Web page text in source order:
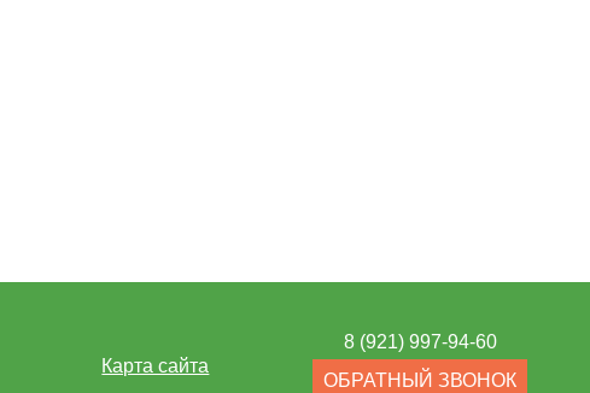
Карта сайта
8 (921) 997-94-60
ОБРАТНЫЙ ЗВОНОК